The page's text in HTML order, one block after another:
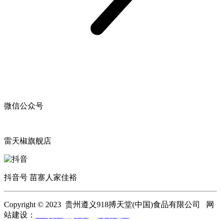
微信公众号
雷天椒旗舰店
抖音号 苗寨人家佳裕
Copyright © 2023 贵州遵义918搏天堂(中国)食品有限公司 网
站建设：